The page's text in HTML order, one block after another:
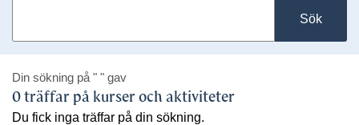
Sök
Din sökning på " " gav
0 träffar på kurser och aktiviteter
Du fick inga träffar på din sökning.